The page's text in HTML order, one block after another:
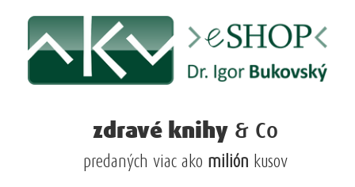
zdravé knihy & Co
predaných viac ako milión kusov